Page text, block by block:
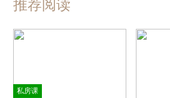
推荐阅读
私房课